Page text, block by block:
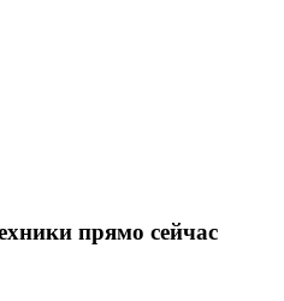
прямо сейчас